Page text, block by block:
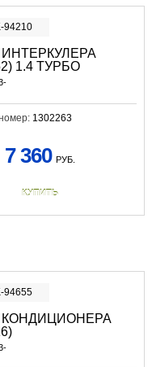
94210
1.4 ТУРБО
1302263
7 360 РУБ.
КУПИТЬ
94655
КОНДИЦИОНЕРА